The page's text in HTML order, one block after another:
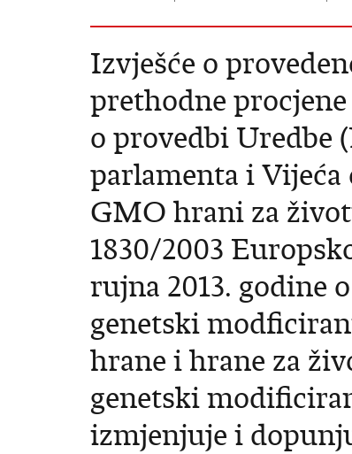
Izvješće o
prethodne
o provedbi Uredbe
parlamenta i Vijeća
GMO hrani za
1830/2003
rujna 2013. godine
genetski
hrane i hrane za
genetski
izmjenjuje i